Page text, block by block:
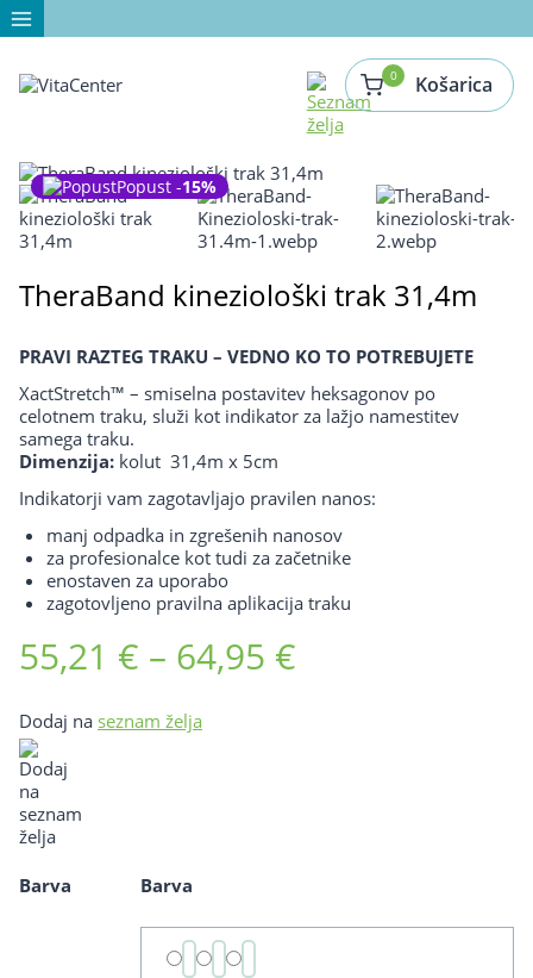
Skip
to
Košarica
0
Popust -15%
TheraBand kineziološki trak 31,4m
PRAVI RAZTEG TRAKU – VEDNO KO TO POTREBUJETE
XactStretch™ – smiselna postavitev heksagonov po
celotnem traku, služi kot indikator za lažjo namestitev
samega traku.
Dimenzija: kolut 31,4m x 5cm
Indikatorji vam zagotavljajo pravilen nanos:
manj odpadka in zgrešenih nanosov
za profesionalce kot tudi za začetnike
enostaven za uporabo
zagotovljeno pravilna aplikacija traku
55,21 € – 64,95 €
Dodaj na seznam želja
Barva Barva